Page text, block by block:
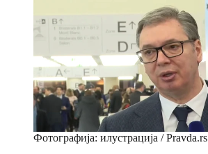
Фотографија: илустрација / Pravda.rs